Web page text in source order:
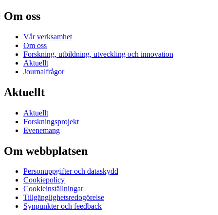
Om oss
Vår verksamhet
Om oss
Forskning, utbildning, utveckling och innovation
Aktuellt
Journalfrågor
Aktuellt
Aktuellt
Forskningsprojekt
Evenemang
Om webbplatsen
Personuppgifter och dataskydd
Cookiepolicy
Cookieinställningar
Tillgänglighetsredogörelse
Synpunkter och feedback